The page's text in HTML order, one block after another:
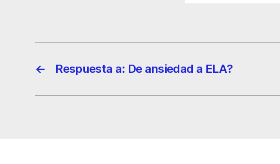
← Respuesta a: De ansiedad a ELA?